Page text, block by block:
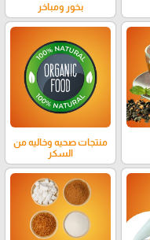
بخور ومباخر
منتجات صحيه وخاليه من
السكر